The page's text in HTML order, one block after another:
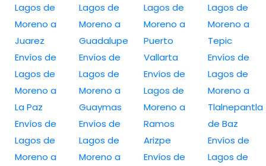
Lagos de
Moreno a
Juarez
Envíos de
Lagos de
Moreno a
La Paz
Envíos de
Lagos de
Moreno a
Lagos de
Moreno a
Guadalupe
Envíos de
Lagos de
Moreno a
Guaymas
Envíos de
Lagos de
Moreno a
Lagos de
Moreno a
Puerto
Vallarta
Envíos de
Lagos de
Moreno a
Ramos
Arizpe
Envíos de
Lagos de
Moreno a
Tepic
Envíos de
Lagos de
Moreno a
Tlalnepantla
de Baz
Envíos de
Lagos de